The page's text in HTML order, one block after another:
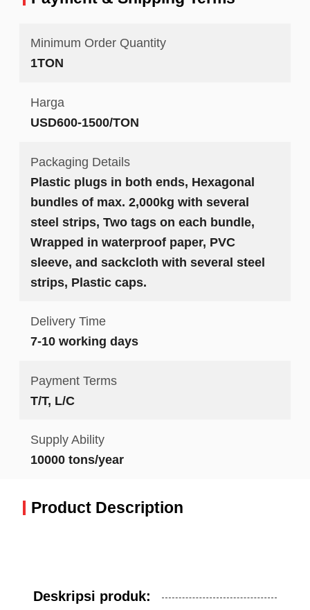
Minimum Order Quantity
1TON
Harga
USD600-1500/TON
Packaging Details
Plastic plugs in both ends, Hexagonal
bundles of max. 2,000kg with several
steel strips, Two tags on each bundle,
Wrapped in waterproof paper, PVC
sleeve, and sackcloth with several steel
strips, Plastic caps.
Delivery Time
7-10 working days
Payment Terms
T/T, L/C
Supply Ability
10000 tons/year
Product Description
Deskripsi produk: